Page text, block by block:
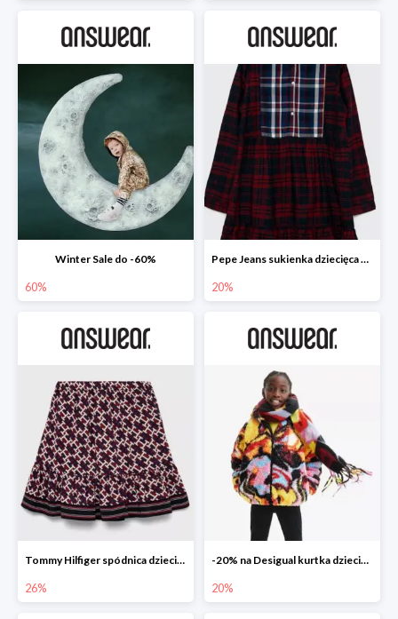
Winter Sale do -60%
60%
Pepe Jeans sukienka dziecięca Zuzane
20%
Tommy Hilfiger spódnica dziecięca
26%
-20% na Desigual kurtka dziecięca
20%